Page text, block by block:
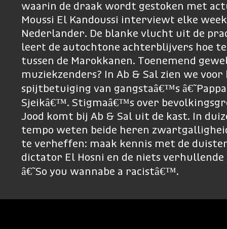
waarin de draak wordt gestoken met
Moussi El Kandoussi interviewt elke
Nederlander. De blanke vlucht uit de
leert de autochtone achterblijvers hoe
tussen de Marokkanen. Toenemend
muziekzenders? In Ab & Sal zien we
spijtbetuiging van gangstaâ€™s
Sjeikâ€™. Stigmaâ€™s over
Jood komt bij Ab & Sal uit de kast. In
tempo weten beide heren
te verheffen: maak kennis met de
dictator El Hosni en de niets verhullende
â€˜So you wannabe a racistâ€™.